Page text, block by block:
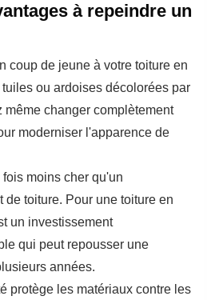
à repeindre un
coup de jeune à votre toiture en
ou ardoises décolorées par
même changer complètement
moderniser l'apparence de
moins cher qu'un
de toiture. Pour une toiture en
un investissement
qui peut repousser une
années.
protège les matériaux contre les